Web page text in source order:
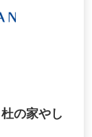
の家やし